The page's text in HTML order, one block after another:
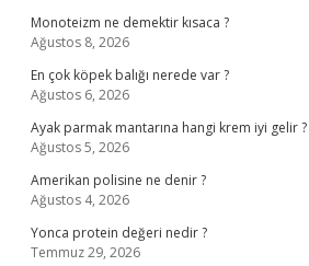
Monoteizm ne demektir kısaca ?
Ağustos 8, 2026
En çok köpek balığı nerede var ?
Ağustos 6, 2026
Ayak parmak mantarına hangi krem iyi gelir ?
Ağustos 5, 2026
Amerikan polisine ne denir ?
Ağustos 4, 2026
Yonca protein değeri nedir ?
Temmuz 29, 2026